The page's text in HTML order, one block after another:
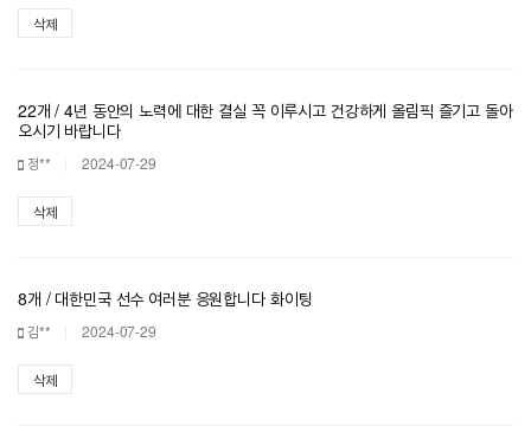
삭제
22개 / 4년 동안의 노력에 대한 결실 꼭 이루시고 건강하게 올림픽 즐기고 돌아
오시기 바랍니다
정** 2024-07-29
삭제
8개 / 대한민국 선수 여러분 응원합니다 화이팅
김** 2024-07-29
삭제